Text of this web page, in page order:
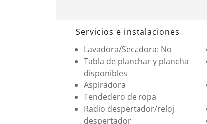
Datos de la habitación
Servicios e instalaciones
Lavadora/Secadora: No
Tabla de planchar y plancha
disponibles
Aspiradora
Tendedero de ropa
Radio despertador/reloj
despertador